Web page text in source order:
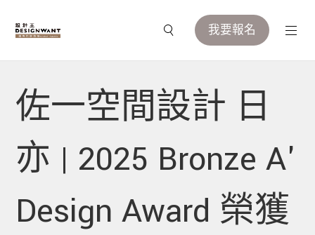
我要報名
佐一空間設計 日
亦 | 2025 Bronze A'
Design Award 榮獲